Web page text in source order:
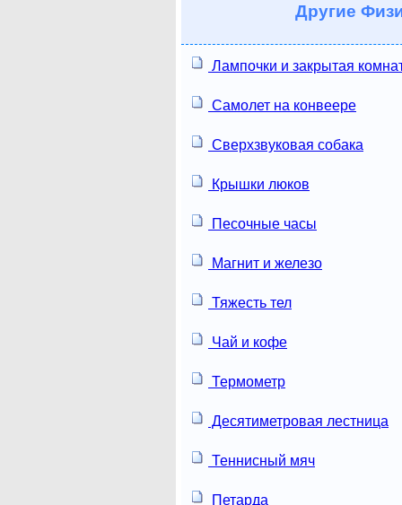
Другие
Лампочки и закрытая
Самолет на конвеере
Сверхзвуковая собака
Крышки люков
Песочные часы
Магнит и железо
Тяжесть тел
Чай и кофе
Термометр
Десятиметровая лестница
Теннисный мяч
Петарда